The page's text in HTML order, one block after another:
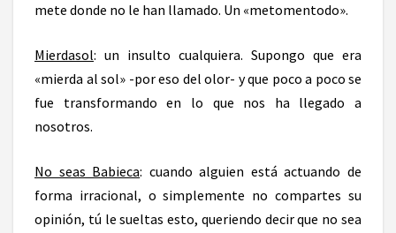
mete donde no le han llamado. Un «metomentodo».
Mierdasol: un insulto cualquiera. Supongo que era
«mierda al sol» -por eso del olor- y que poco a poco se
fue transformando en lo que nos ha llegado a
nosotros.
No seas Babieca: cuando alguien está actuando de
forma irracional, o simplemente no compartes su
opinión, tú le sueltas esto, queriendo decir que no sea